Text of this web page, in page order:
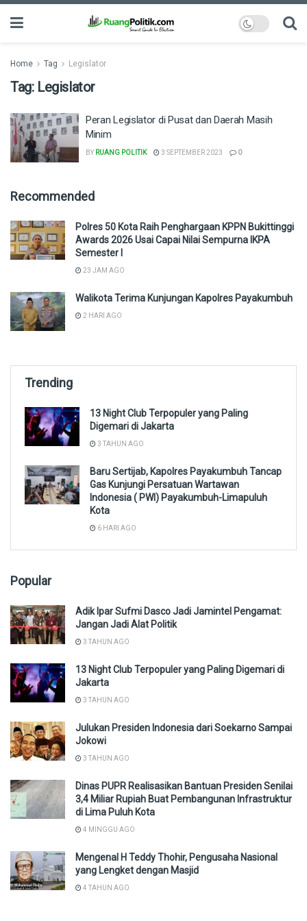
Home Tag Legislator
Tag: Legislator
Peran Legislator di Pusat dan Daerah Masih
Minim
BY RUANG POLITIK 3 SEPTEMBER 2023 0
Recommended
Polres 50 Kota Raih Penghargaan KPPN Bukittinggi
Awards 2026 Usai Capai Nilai Sempurna IKPA
Semester I
23 JAM AGO
Walikota Terima Kunjungan Kapolres Payakumbuh
2 HARI AGO
Trending
13 Night Club Terpopuler yang Paling
Digemari di Jakarta
3 TAHUN AGO
Baru Sertijab, Kapolres Payakumbuh Tancap
Gas Kunjungi Persatuan Wartawan
Indonesia ( PWI) Payakumbuh-Limapuluh
Kota
6 HARI AGO
Popular
Adik Ipar Sufmi Dasco Jadi Jamintel Pengamat:
Jangan Jadi Alat Politik
3 TAHUN AGO
13 Night Club Terpopuler yang Paling Digemari di
Jakarta
3 TAHUN AGO
Julukan Presiden Indonesia dari Soekarno Sampai
Jokowi
3 TAHUN AGO
Dinas PUPR Realisasikan Bantuan Presiden Senilai
3,4 Miliar Rupiah Buat Pembangunan Infrastruktur
di Lima Puluh Kota
4 MINGGU AGO
Mengenal H Teddy Thohir, Pengusaha Nasional
yang Lengket dengan Masjid
4 TAHUN AGO